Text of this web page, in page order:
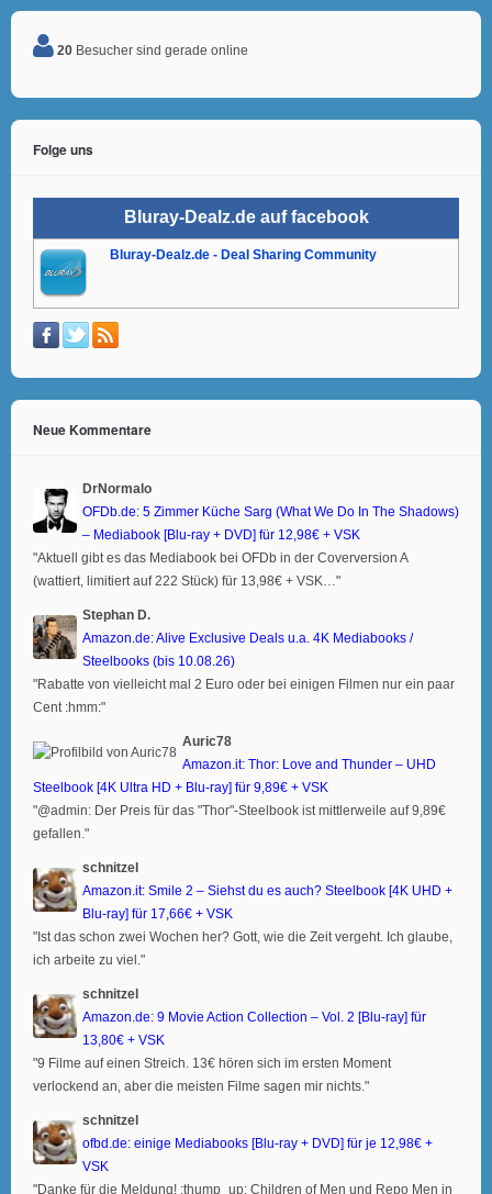
20 Besucher sind gerade online
Folge uns
Bluray-Dealz.de auf facebook
Bluray-Dealz.de - Deal Sharing Community
Neue Kommentare
DrNormalo
OFDb.de: 5 Zimmer Küche Sarg (What We Do In The Shadows)
– Mediabook [Blu-ray + DVD] für 12,98€ + VSK
"Aktuell gibt es das Mediabook bei OFDb in der Coverversion A
(wattiert, limitiert auf 222 Stück) für 13,98€ + VSK…"
Stephan D.
Amazon.de: Alive Exclusive Deals u.a. 4K Mediabooks /
Steelbooks (bis 10.08.26)
"Rabatte von vielleicht mal 2 Euro oder bei einigen Filmen nur ein paar
Cent :hmm:"
Auric78
Amazon.it: Thor: Love and Thunder – UHD
Steelbook [4K Ultra HD + Blu-ray] für 9,89€ + VSK
"@admin: Der Preis für das "Thor"-Steelbook ist mittlerweile auf 9,89€
gefallen."
schnitzel
Amazon.it: Smile 2 – Siehst du es auch? Steelbook [4K UHD +
Blu-ray] für 17,66€ + VSK
"Ist das schon zwei Wochen her? Gott, wie die Zeit vergeht. Ich glaube,
ich arbeite zu viel."
schnitzel
Amazon.de: 9 Movie Action Collection – Vol. 2 [Blu-ray] für
13,80€ + VSK
"9 Filme auf einen Streich. 13€ hören sich im ersten Moment
verlockend an, aber die meisten Filme sagen mir nichts."
schnitzel
ofbd.de: einige Mediabooks [Blu-ray + DVD] für je 12,98€ +
VSK
"Danke für die Meldung! :thump_up: Children of Men und Repo Men in